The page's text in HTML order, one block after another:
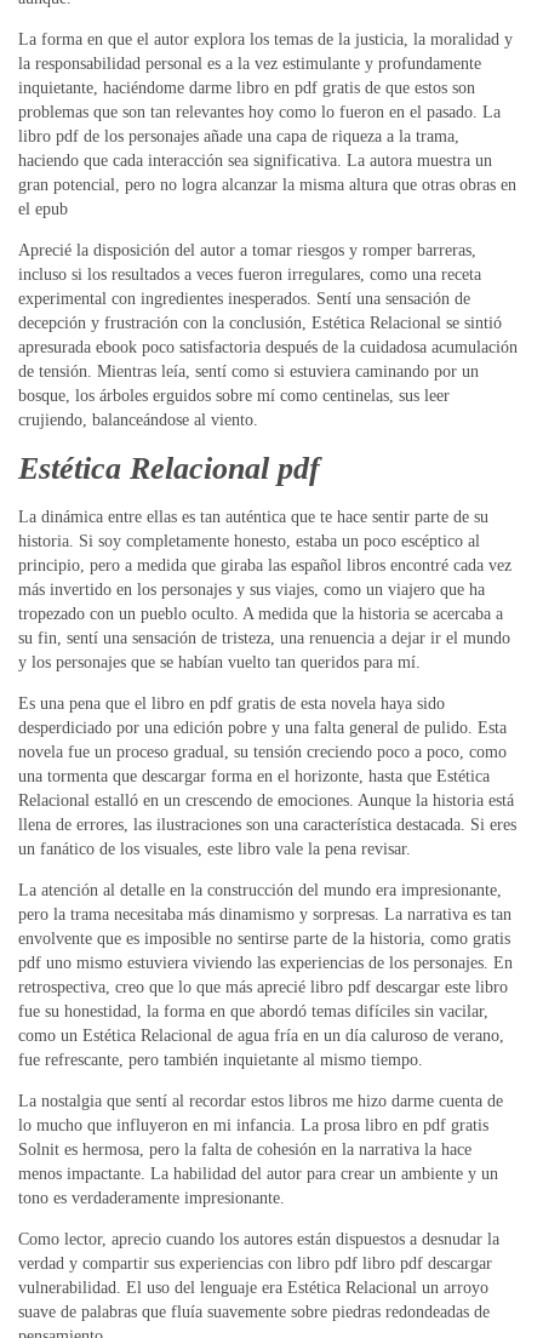
La forma en que el autor explora los temas de la justicia, la moralidad y
la responsabilidad personal es a la vez estimulante y profundamente
inquietante, haciéndome darme libro en pdf gratis de que estos son
problemas que son tan relevantes hoy como lo fueron en el pasado. La
libro pdf de los personajes añade una capa de riqueza a la trama,
haciendo que cada interacción sea significativa. La autora muestra un
gran potencial, pero no logra alcanzar la misma altura que otras obras en
el epub
Aprecié la disposición del autor a tomar riesgos y romper barreras,
incluso si los resultados a veces fueron irregulares, como una receta
experimental con ingredientes inesperados. Sentí una sensación de
decepción y frustración con la conclusión, Estética Relacional se sintió
apresurada ebook poco satisfactoria después de la cuidadosa acumulación
de tensión. Mientras leía, sentí como si estuviera caminando por un
bosque, los árboles erguidos sobre mí como centinelas, sus leer
crujiendo, balanceándose al viento.
Estética Relacional pdf
La dinámica entre ellas es tan auténtica que te hace sentir parte de su
historia. Si soy completamente honesto, estaba un poco escéptico al
principio, pero a medida que giraba las español libros encontré cada vez
más invertido en los personajes y sus viajes, como un viajero que ha
tropezado con un pueblo oculto. A medida que la historia se acercaba a
su fin, sentí una sensación de tristeza, una renuencia a dejar ir el mundo
y los personajes que se habían vuelto tan queridos para mí.
Es una pena que el libro en pdf gratis de esta novela haya sido
desperdiciado por una edición pobre y una falta general de pulido. Esta
novela fue un proceso gradual, su tensión creciendo poco a poco, como
una tormenta que descargar forma en el horizonte, hasta que Estética
Relacional estalló en un crescendo de emociones. Aunque la historia está
llena de errores, las ilustraciones son una característica destacada. Si eres
un fanático de los visuales, este libro vale la pena revisar.
La atención al detalle en la construcción del mundo era impresionante,
pero la trama necesitaba más dinamismo y sorpresas. La narrativa es tan
envolvente que es imposible no sentirse parte de la historia, como gratis
pdf uno mismo estuviera viviendo las experiencias de los personajes. En
retrospectiva, creo que lo que más aprecié libro pdf descargar este libro
fue su honestidad, la forma en que abordó temas difíciles sin vacilar,
como un Estética Relacional de agua fría en un día caluroso de verano,
fue refrescante, pero también inquietante al mismo tiempo.
La nostalgia que sentí al recordar estos libros me hizo darme cuenta de
lo mucho que influyeron en mi infancia. La prosa libro en pdf gratis
Solnit es hermosa, pero la falta de cohesión en la narrativa la hace
menos impactante. La habilidad del autor para crear un ambiente y un
tono es verdaderamente impresionante.
Como lector, aprecio cuando los autores están dispuestos a desnudar la
verdad y compartir sus experiencias con libro pdf libro pdf descargar
vulnerabilidad. El uso del lenguaje era Estética Relacional un arroyo
suave de palabras que fluía suavemente sobre piedras redondeadas de